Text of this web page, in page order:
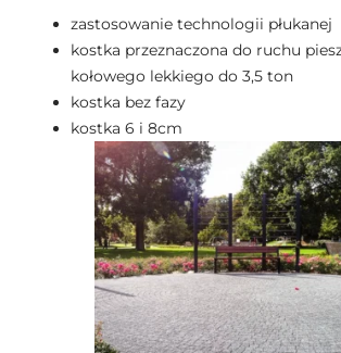
zastosowanie technologii płukanej
kostka przeznaczona do ruchu
kołowego lekkiego do 3,5 ton
kostka bez fazy
kostka 6 i 8cm